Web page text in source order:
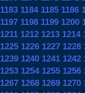
1183 1184 1185 1186
1197 1198 1199 1200
1211 1212 1213 1214
1225 1226 1227 1228
1239 1240 1241 1242
1253 1254 1255 1256
1267 1268 1269 1270